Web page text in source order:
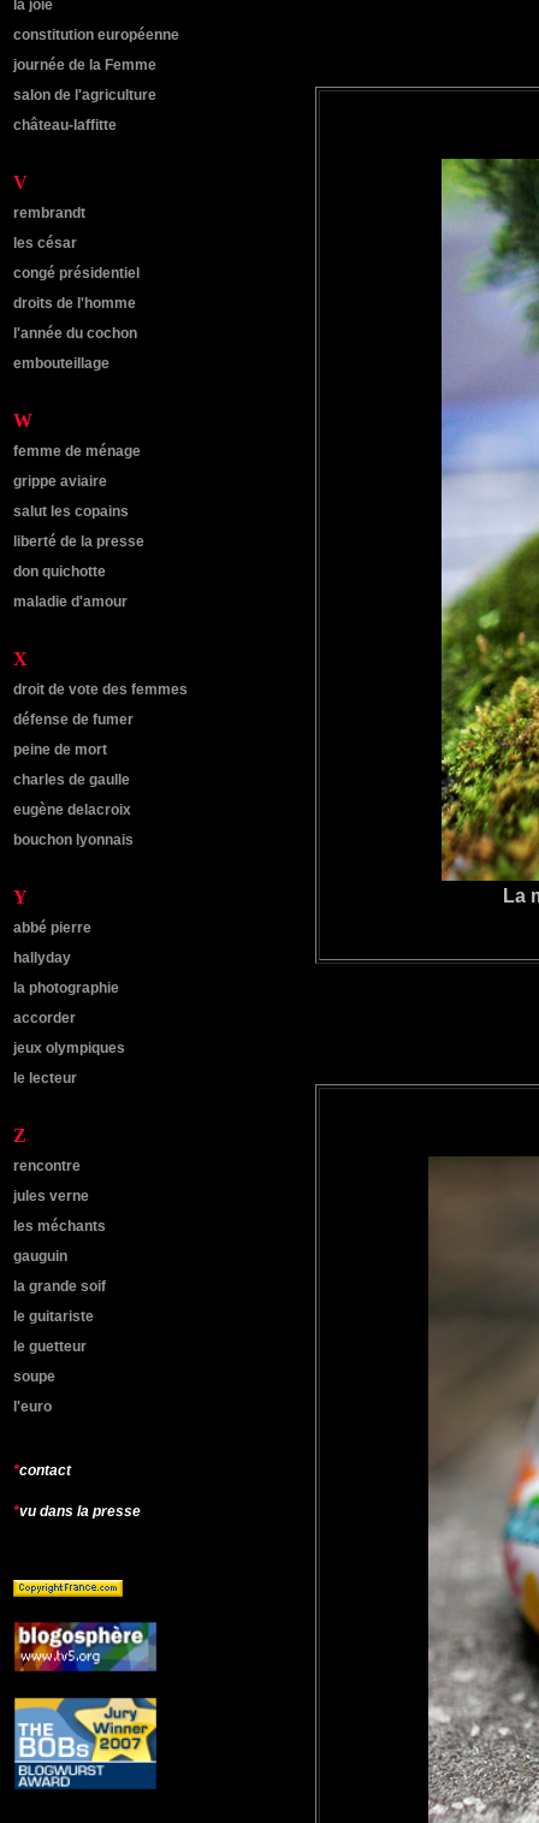
la joie
constitution européenne
journée de la Femme
salon de l'agriculture
château-laffitte
V
rembrandt
les césar
congé présidentiel
droits de l'homme
l'année du cochon
embouteillage
W
femme de ménage
grippe aviaire
salut les copains
liberté de la presse
don quichotte
maladie d'amour
X
droit de vote des femmes
défense de fumer
peine de mort
charles de gaulle
eugène delacroix
bouchon lyonnais
Y
abbé pierre
hallyday
a photographie
accorder
jeux olympiques
le lecteur
Z
rencontre
jules verne
les méchants
gauguin
la grande soif
le guitariste
le guetteur
soupe
l'euro
*contact
*vu dans la presse
La